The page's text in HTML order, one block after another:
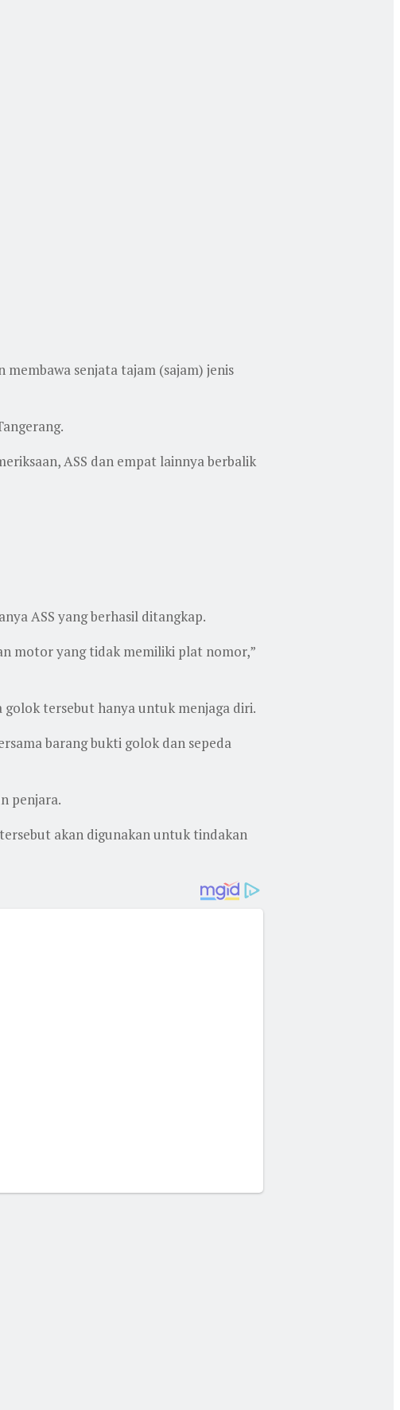
membawa senjata tajam (sajam) jenis
ASS dan empat lainnya berbalik
ASS yang berhasil ditangkap.
motor yang tidak memiliki plat nomor,”
golok tersebut hanya untuk menjaga diri.
barang bukti golok dan sepeda
penjara.
akan digunakan untuk tindakan